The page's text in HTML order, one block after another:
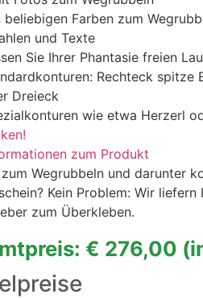
Farben zum
und Texte
Sie Ihrer Phantasie freien
Rechteck spitze
Dreieck
wie etwa Herzerl
zum Produkt
Wegrubbeln und darunter
Kein Problem: Wir
zum Überkleben.
€ 276,00